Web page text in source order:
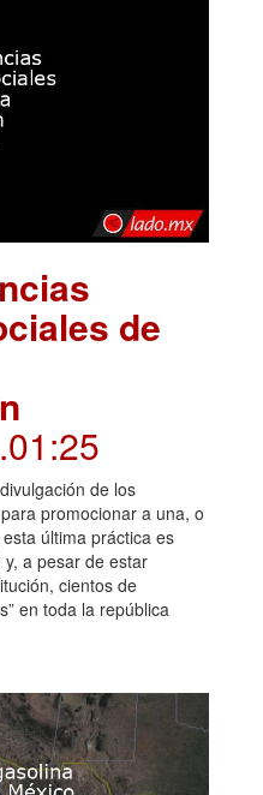
de
.01:25
de los
promocionar a una, o
última práctica es
a pesar de estar
cientos de
en toda la república